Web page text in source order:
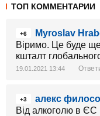
ТОП КОММЕНТАРИИ
+6
Myroslav
Віримо. Це буде ще
кшталт
19.01.2021 13:44
+3
алекс
Від алкоголю в